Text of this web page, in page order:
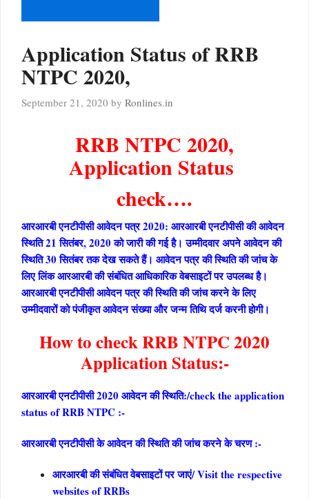
Application Status of RRB
NTPC 2020,
September 21, 2020 by Ronlines.in
RRB NTPC 2020,
Application Status
check….
आरआरबी एनटीपीसी आवेदन पत्र 2020: आरआरबी एनटीपीसी की आवेदन
स्थिति 21 सितंबर, 2020 को जारी की गई है। उम्मीदवार अपने आवेदन की
स्थिति 30 सितंबर तक देख सकते हैं। आवेदन पत्र की स्थिति की जांच के
लिए लिंक आरआरबी की संबंधित आधिकारिक वेबसाइटों पर उपलब्ध है।
आरआरबी एनटीपीसी आवेदन पत्र की स्थिति की जांच करने के लिए
उम्मीदवारों को पंजीकृत आवेदन संख्या और जन्म तिथि दर्ज करनी होगी।
How to check RRB NTPC 2020
Application Status:-
आरआरबी एनटीपीसी 2020 आवेदन की स्थिति:/check the application
status of RRB NTPC :-
आरआरबी एनटीपीसी के आवेदन की स्थिति की जांच करने के चरण :-
आरआरबी की संबंधित वेबसाइटों पर जाएं/ Visit the respective
websites of RRBs